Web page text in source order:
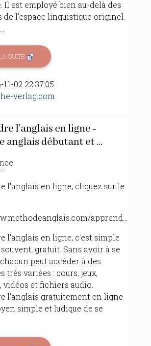
Il est employé bien au-delà des
l'espace linguistique originel.
SUITE
11-02 22:37:05
verlag.com
l'anglais en ligne -
anglais débutant et ...
l'anglais en ligne, cliquez sur le
apprend...
l'anglais en ligne, c'est simple
gratuit. Sans avoir à se
peut accéder à des
très variées : cours, jeux,
vidéos et fichiers audio.
l'anglais gratuitement en ligne
simple et ludique de se